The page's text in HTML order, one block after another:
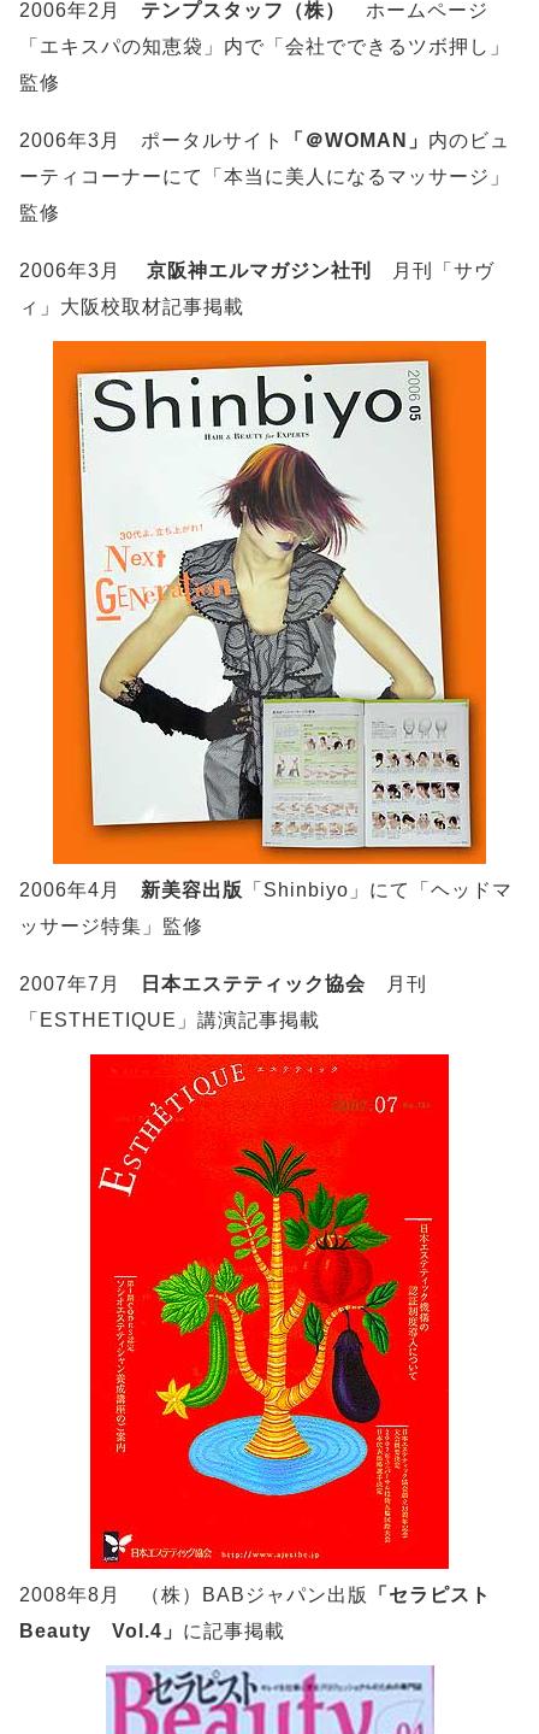
2006年2月 テンプスタッフ（株）
ホームページ
「エキスパの知恵袋」内で「会社でできるツボ押し」
監修
2006年3月 ポータルサイト 「＠WOMAN」 内のビュ
ーティコーナーにて「本当に美人になるマッサージ」
監修
2006年3月 京阪神エルマガジン社刊
月刊「サヴ
ィ」大阪校取材記事掲載
2006年4月 新美容出版
「Shinbiyo」にて「ヘッドマ
ッサージ特集」監修
2007年7月 日本エステティック協会 月刊
「ESTHETIQUE」講演記事掲載
2008年8月 （株）BABジャパン出版
「セラピスト
Beauty Vol.4」 に記事掲載